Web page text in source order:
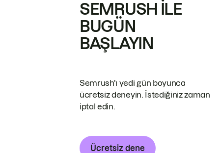
SEMRUSH ILE
BUGÜN
BAŞLAYIN
Semrush'ı yedi gün boyunca
ücretsiz deneyin. İstediğiniz zaman
iptal edin.
Ücretsiz dene